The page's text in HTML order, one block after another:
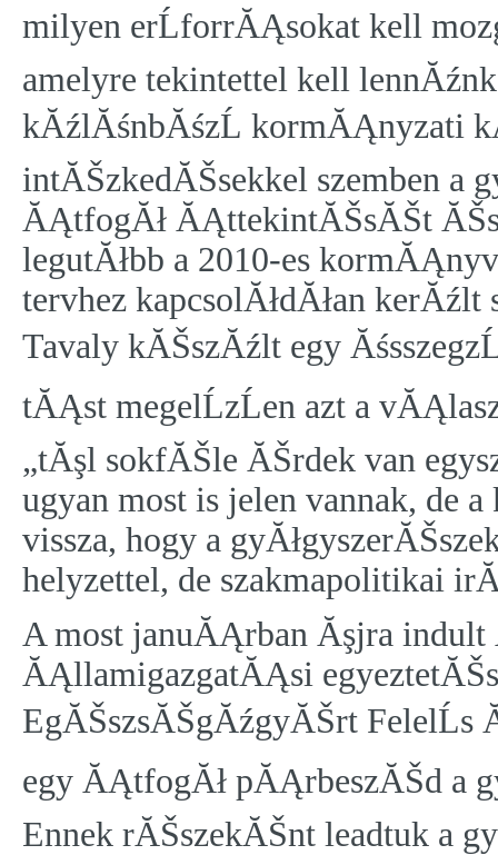
milyen erĹforrĂĄsokat kell
amelyre tekintettel kell
kĂźlĂśnbĂśzĹ kormĂĄnyzati
intĂŠzkedĂŠsekkel szemben a
ĂĄtfogĂł ĂĄttekintĂŠsĂŠt
legutĂłbb a 2010-es
tervhez kapcsolĂłdĂłan
Tavaly kĂŠszĂźlt egy
tĂĄst megelĹzĹen azt a
„tĂşl sokfĂŠle ĂŠrdek van
ugyan most is jelen vannak, de
vissza, hogy a
helyzettel, de szakmapolitikai
A most januĂĄrban Ăşjra indult
ĂĄllamigazgatĂĄsi
EgĂŠszsĂŠgĂźgyĂŠrt
egy ĂĄtfogĂł pĂĄrbeszĂŠd a
Ennek rĂŠszekĂŠnt leadtuk a